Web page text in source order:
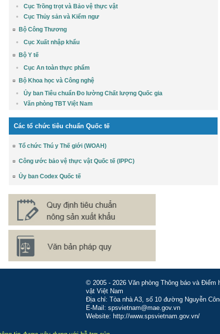
Cục Trồng trọt và Bảo vệ thực vật
Cục Thủy sản và Kiểm ngư
Bộ Công Thương
Cục Xuất nhập khẩu
Bộ Y tế
Cục An toàn thực phẩm
Bộ Khoa học và Công nghệ
Ủy ban Tiêu chuẩn Đo lường Chất lượng Quốc gia
Văn phòng TBT Việt Nam
Các tổ chức tiêu chuẩn Quốc tế
Tổ chức Thú y Thế giới (WOAH)
Công ước bảo vệ thực vật Quốc tế (IPPC)
Ủy ban Codex Quốc tế
© 2005 - 2026 Văn phòng Thông báo và
vật Việt Nam
Địa chỉ: Tòa nhà A3, số 10 đường Nguyễn
E-Mail: spsvietnam@mae.gov.vn
Website: http://www.spsvietnam.gov.vn/